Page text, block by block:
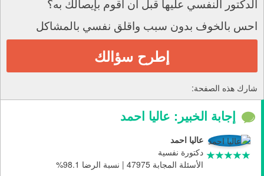
الدكتور النفسي عليها قبل أن أقوم بإيصالك به؟
احس بالخوف بدون سبب واقلق نفسي بالمشاكل
إطرح سؤالك
شارك هذه الصفحة:
إجابة الخبير: عاليا احمد
عاليا احمد
دكتورة نفسية
الأسئلة المجابة 47975 | نسبة الرضا 98.1%